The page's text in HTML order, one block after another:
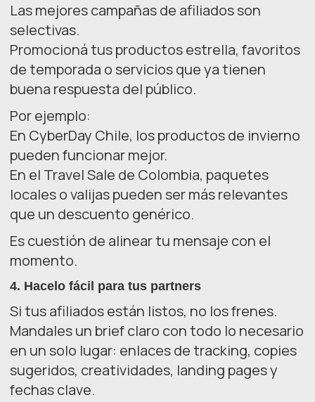
Las mejores campañas de afiliados son
selectivas.
Promocioná tus productos estrella, favoritos
de temporada o servicios que ya tienen
buena respuesta del público.
Por ejemplo:
En CyberDay Chile, los productos de invierno
pueden funcionar mejor.
En el Travel Sale de Colombia, paquetes
locales o valijas pueden ser más relevantes
que un descuento genérico.
Es cuestión de alinear tu mensaje con el
momento.
4. Hacelo fácil para tus partners
Si tus afiliados están listos, no los frenes.
Mandales un brief claro con todo lo necesario
en un solo lugar: enlaces de tracking, copies
sugeridos, creatividades, landing pages y
fechas clave.